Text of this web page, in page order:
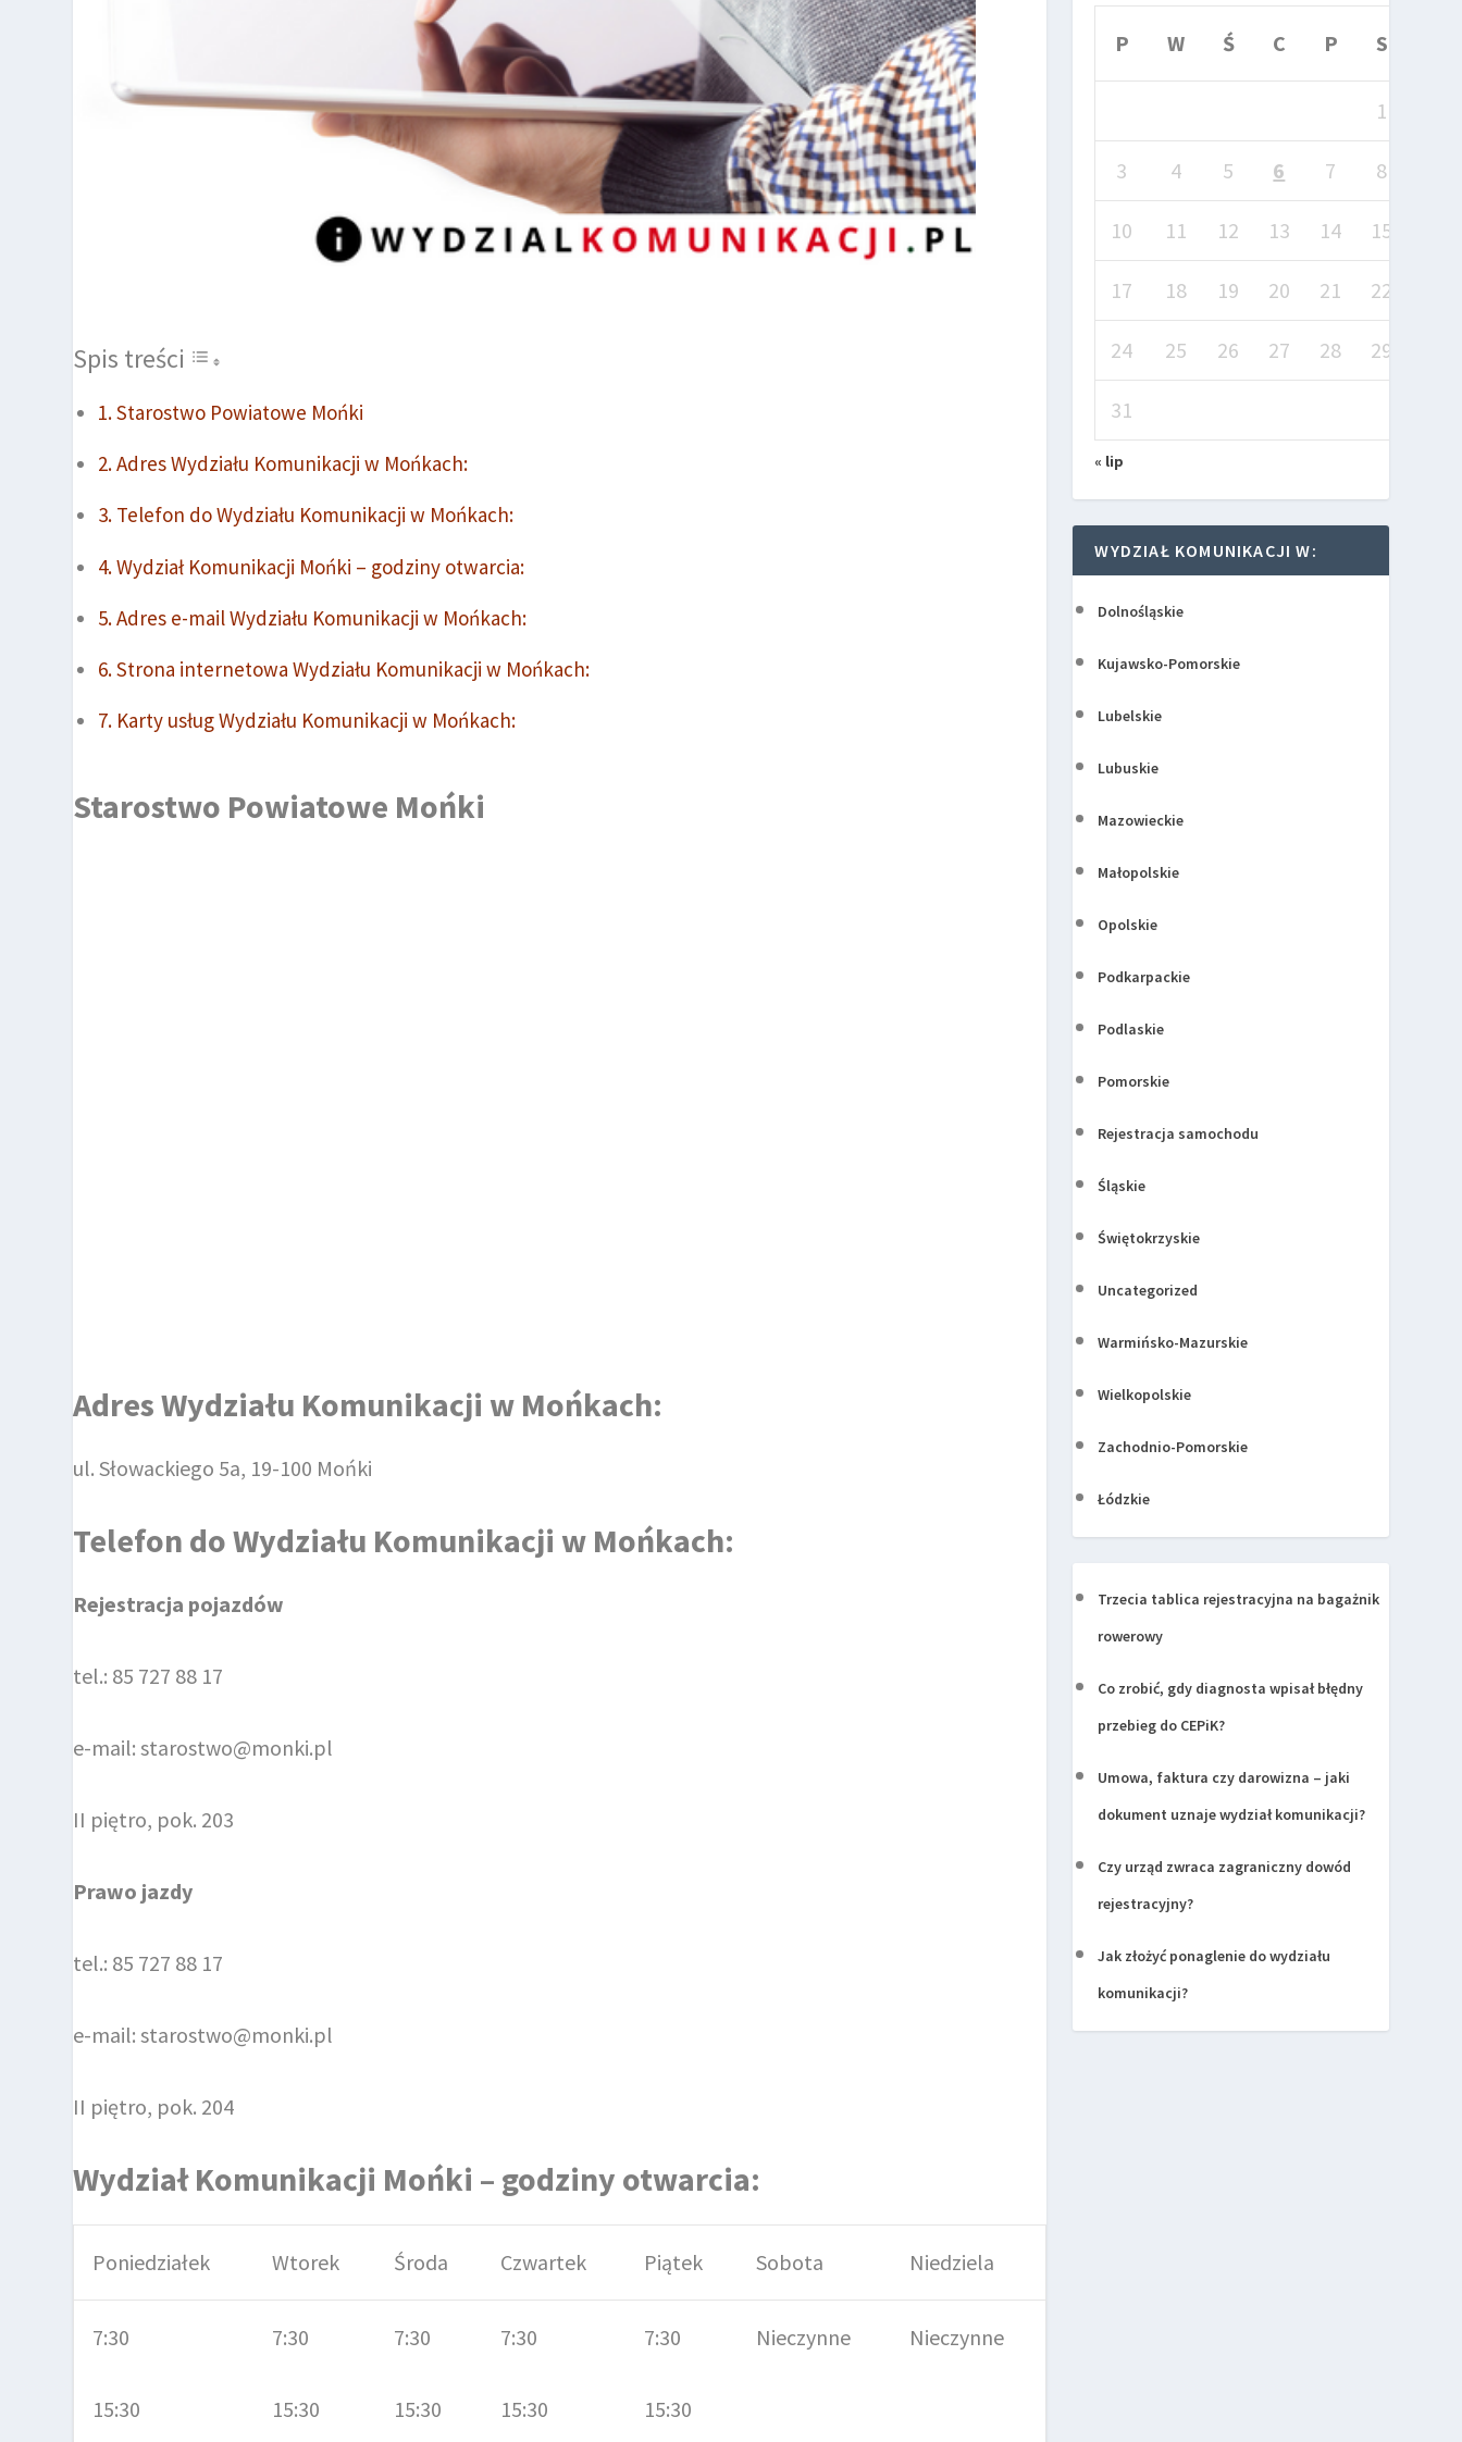
Spis treści
Starostwo Powiatowe Mońki
Adres Wydziału Komunikacji w Mońkach:
Telefon do Wydziału Komunikacji w Mońkach:
Wydział Komunikacji Mońki – godziny otwarcia:
Adres e-mail Wydziału Komunikacji w Mońkach:
Strona internetowa Wydziału Komunikacji w Mońkach:
Karty usług Wydziału Komunikacji w Mońkach:
Starostwo Powiatowe Mońki
Adres Wydziału Komunikacji w Mońkach:
ul. Słowackiego 5a, 19-100 Mońki
Telefon doWydziału Komunikacji w Mońkach:
Rejestracja pojazdów
tel.: 85 727 88 17
e-mail: starostwo@monki.pl
II piętro, pok. 203
Prawo jazdy
tel.: 85 727 88 17
e-mail: starostwo@monki.pl
II piętro, pok. 204
Wydział Komunikacji Mońki – godziny otwarcia:
Poniedziałek Wtorek Środa Czwartek Piątek Sobota Niedziela
7:30
15:30
7:30
15:30
7:30
15:30
7:30
15:30
7:30
15:30
Nieczynne Nieczynne
P W Ś C P S
1
3 4 5 6 7 8
10 11 12 13 14 15
17 18 19 20 21 22
24 25 26 27 28 29
31
« lip
WYDZIAŁ KOMUNIKACJI W:
Dolnośląskie
Kujawsko-Pomorskie
Lubelskie
Lubuskie
Mazowieckie
Małopolskie
Opolskie
Podkarpackie
Podlaskie
Pomorskie
Rejestracja samochodu
Śląskie
Świętokrzyskie
Uncategorized
Warmińsko-Mazurskie
Wielkopolskie
Zachodnio-Pomorskie
Łódzkie
Trzecia tablica rejestracyjna na bagażnik
rowerowy
Co zrobić, gdy diagnosta wpisał błędny
przebieg do CEPiK?
Umowa, faktura czy darowizna – jaki
dokument uznaje wydział komunikacji?
Czy urząd zwraca zagraniczny dowód
rejestracyjny?
Jak złożyć ponaglenie do wydziału
komunikacji?